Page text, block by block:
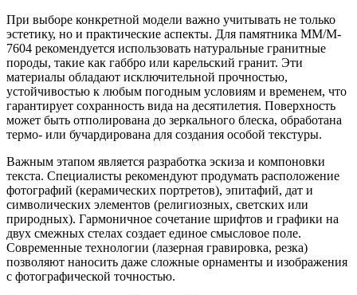
При выборе конкретной модели важно учитывать не только
эстетику, но и практические аспекты. Для памятника ММ/M-
7604 рекомендуется использовать натуральные гранитные
породы, такие как габбро или карельский гранит. Эти
материалы обладают исключительной прочностью,
устойчивостью к любым погодным условиям и временем, что
гарантирует сохранность вида на десятилетия. Поверхность
может быть отполирована до зеркального блеска, обработана
термо- или бучардирована для создания особой текстуры.
Важным этапом является разработка эскиза и компоновки
текста. Специалисты рекомендуют продумать расположение
фотографий (керамических портретов), эпитафий, дат и
символических элементов (религиозных, светских или
природных). Гармоничное сочетание шрифтов и графики на
двух смежных стелах создает единое смысловое поле.
Современные технологии (лазерная гравировка, резка)
позволяют наносить даже сложные орнаменты и изображения
с фотографической точностью.